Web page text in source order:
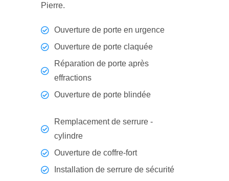
Pierre.
Ouverture de porte en urgence
Ouverture de porte claquée
Réparation de porte après
effractions
Ouverture de porte blindée
Remplacement de serrure -
cylindre
Ouverture de coffre-fort
Installation de serrure de sécurité